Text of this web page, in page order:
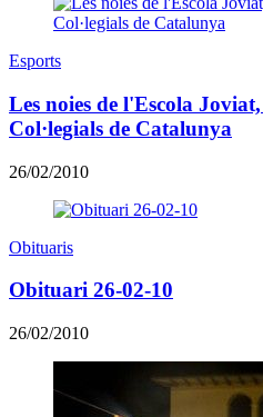
Esports
Les noies de l'Escola
Col·legials de Catalunya
26/02/2010
Obituaris
Obituari 26-02-10
26/02/2010